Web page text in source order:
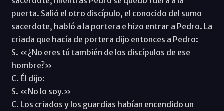
puerta. Salió el otro discípulo, el conocido del sumo
sacerdote, habló a la portera e hizo entrar a Pedro. La
criada que hacía de portera dijo entonces a Pedro:
S. «¿No eres tú también de los discípulos de ese
hombre?»
C. Él dijo:
S. «No lo soy.»
C. Los criados y los guardias habían encendido un